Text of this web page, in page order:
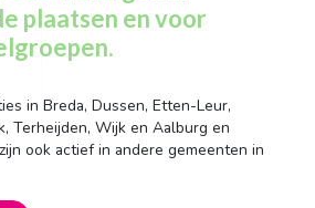
plaatsen en voor
in Breda, Dussen, Etten-Leur,
Terheijden, Wijk en Aalburg en
ook actief in andere gemeenten in